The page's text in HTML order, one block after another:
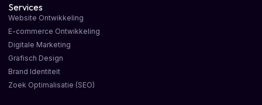
Services
Website Ontwikkeling
E-commerce Ontwikkeling
Digitale Marketing
Grafisch Design
Brand Identiteit
Zoek Optimalisatie (SEO)